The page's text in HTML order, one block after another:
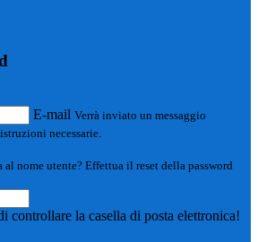
E-mail Verrà inviato un messaggio
necessarie.
al nome utente? Effettua il reset della password
controllare la casella di posta elettronica!